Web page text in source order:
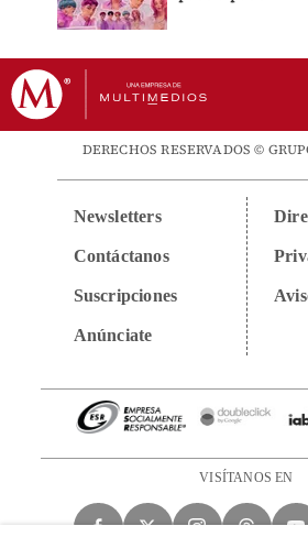
DERECHOS RESERVADOS ©
Newsletters
Contáctanos
Suscripciones
Anúnciate
VISÍTANOS EN